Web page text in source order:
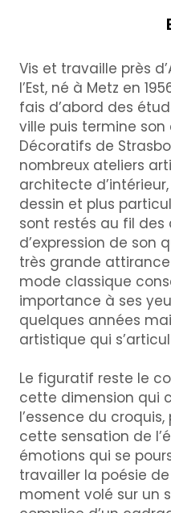
Vis et travaille près
l’Est, né à Metz en
fais d’abord des
ville puis termine son
Décoratifs de
nombreux ateliers
architecte
dessin et plus
sont restés au fil des
d’expression de son
très grande attirance
mode classique
importance à ses
quelques années
artistique qui
Le figuratif reste le
cette dimension qui
l’essence du
cette sensation de
émotions qui se
travailler la poésie de
moment volé sur un